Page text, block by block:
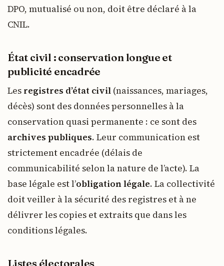
DPO, mutualisé ou non, doit être déclaré à la
CNIL.
État civil : conservation longue et
publicité encadrée
Les registres d’état civil (naissances, mariages,
décès) sont des données personnelles à la
conservation quasi permanente : ce sont des
archives publiques. Leur communication est
strictement encadrée (délais de
communicabilité selon la nature de l’acte). La
base légale est l’obligation légale. La collectivité
doit veiller à la sécurité des registres et à ne
délivrer les copies et extraits que dans les
conditions légales.
Listes électorales